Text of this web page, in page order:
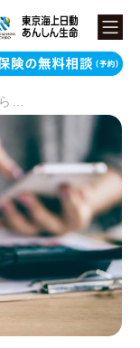
奨学金の返済はいつからいつまで続く？専門学校・大学など学校別の返済期間も解説